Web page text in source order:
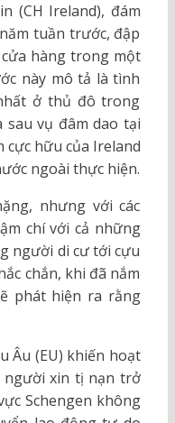
(CH Ireland), đám
tuần trước, đập
cửa hàng trong một
này mô tả là tình
ở thủ đô trong
sau vụ đâm dao tại
cực hữu của Ireland
ngoài thực hiện.
nhưng với các
chí với cả những
người di cư tới cựu
chắn, khi đã nắm
phát hiện ra rằng
Âu (EU) khiến hoạt
người xin tị nạn trở
Schengen không